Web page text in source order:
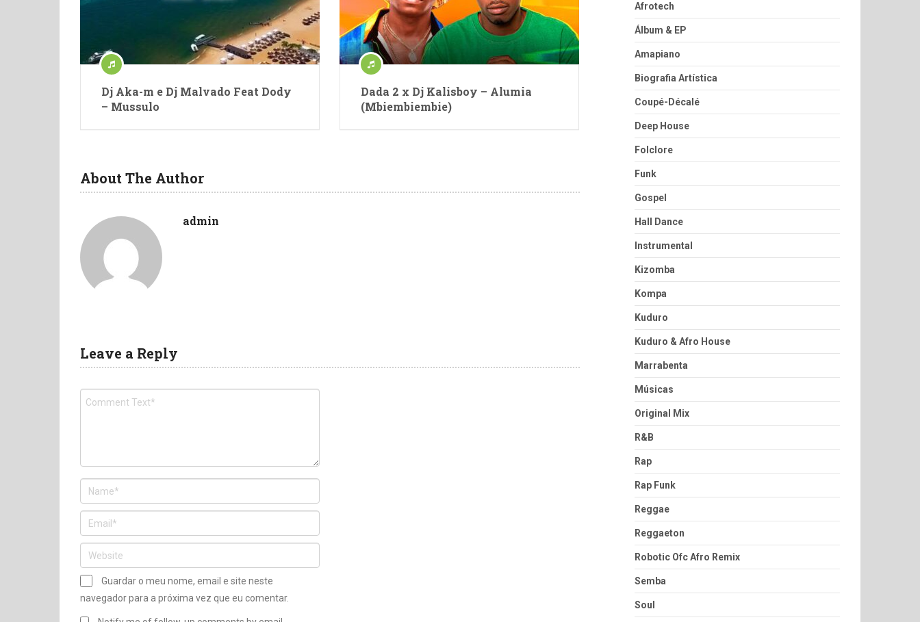
Dj Aka-m e Dj Malvado Feat Dody
– Mussulo
Dada 2 x Dj Kalisboy – Alumia
(Mbiembiembie)
About The Author
admin
Leave a Reply
Guardar o meu nome, email e site neste
navegador para a próxima vez que eu comentar.
Afrotech
Álbum & EP
Amapiano
Biografia Artística
Coupé-Décalé
Deep House
Folclore
Funk
Gospel
Hall Dance
Instrumental
Kizomba
Kompa
Kuduro
Kuduro & Afro House
Marrabenta
Músicas
Original Mix
R&B
Rap
Rap Funk
Reggae
Reggaeton
Robotic Ofc Afro Remix
Semba
Soul